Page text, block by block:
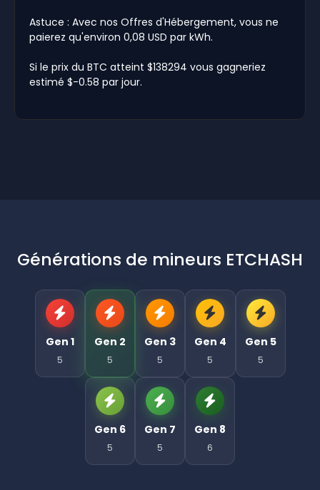
Astuce : Avec nos Offres d'Hébergement, vous ne
paierez qu'environ 0,08 USD par kWh.
Si le prix du BTC atteint $138294 vous gagneriez
estimé $-0.58 par jour.
Générations de mineurs ETCHASH
Gen 1
5
Gen 2
5
Gen 3
5
Gen 4
5
Gen 5
5
Gen 6
5
Gen 7
5
Gen 8
6